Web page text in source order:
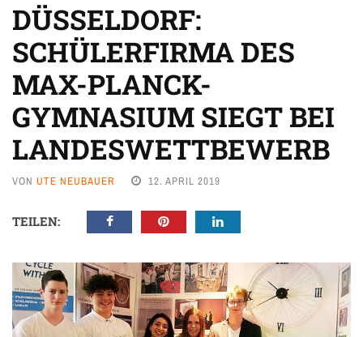
DÜSSELDORF:
SCHÜLERFIRMA DES
MAX-PLANCK-
GYMNASIUM SIEGT BEI
LANDESWETTBEWERB
VON UTE NEUBAUER 12. APRIL 2019
TEILEN: